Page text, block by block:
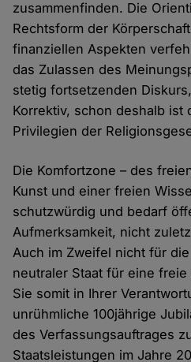
zusammenfinden. Die
Rechtsform der
finanziellen Aspekten
das Zulassen des
stetig fortsetzenden
Korrektiv, schon deshalb ist
Privilegien der
Die Komfortzone – des
Kunst und einer freien
schutzwürdig und bedarf
Aufmerksamkeit, nicht
Auch im Zweifel nicht für
neutraler Staat für eine
Sie somit in Ihrer
unrühmliche 100jährige
des Verfassungsauftrages
Staatsleistungen im Jahre